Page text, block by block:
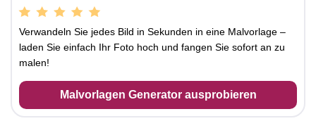
Verwandeln Sie jedes Bild in Sekunden in eine Malvorlage –
laden Sie einfach Ihr Foto hoch und fangen Sie sofort an zu
malen!
Malvorlagen Generator ausprobieren